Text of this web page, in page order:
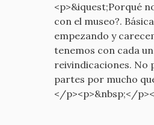
<p>&iquest;Porqué
con el museo?.
empezando y
tenemos con cada
reivindicaciones. No
partes por mucho
</p><p>&nbsp;</